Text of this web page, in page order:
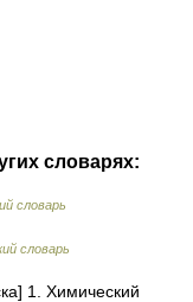
словарях:
словарь
словарь
1. Химический